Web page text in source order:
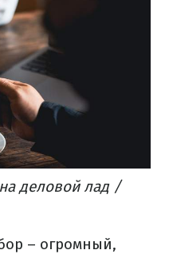
деловой лад /
– огромный,